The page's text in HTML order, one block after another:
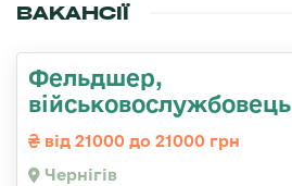
ВАКАНСІЇ
Фельдшер,
військовослужбовець
від 21000 до 21000 грн
Чернігів